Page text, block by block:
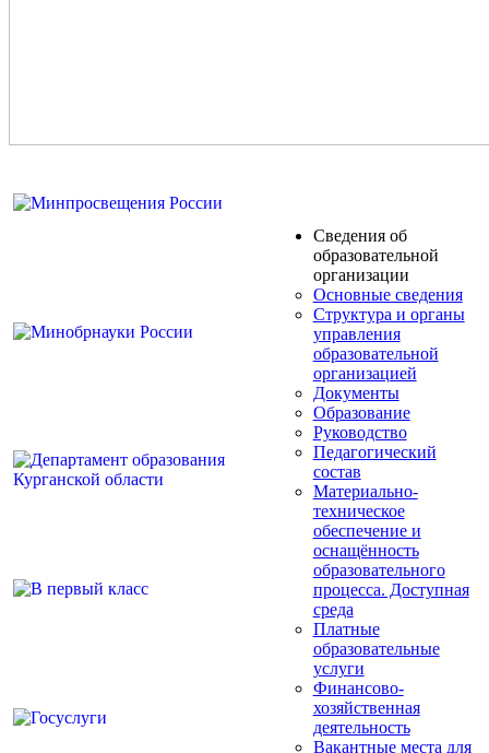
Сведения об
образовательной
организации
Основные сведения
Структура и органы
управления
образовательной
организацией
Документы
Образование
Руководство
Педагогический
состав
Материально-
техническое
обеспечение и
оснащённость
образовательного
процесса. Доступная
среда
Платные
образовательные
услуги
Финансово-
хозяйственная
деятельность
Вакантные места для